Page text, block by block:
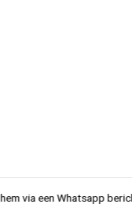
bericht van 9:00 tot 19:00